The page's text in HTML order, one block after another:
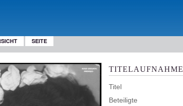
SEITE
TITELAUFNAHME
Titel
Beteiligte